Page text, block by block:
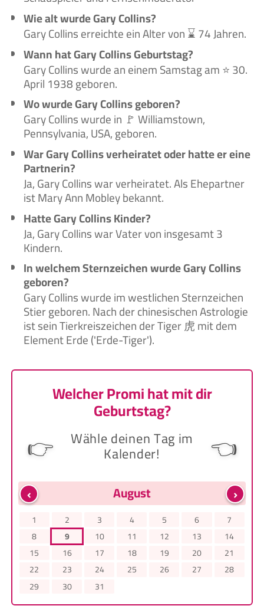
Wie alt wurde Gary Collins?
Gary Collins erreichte ein Alter von ⌛ 74 Jahren.
Wann hat Gary Collins Geburtstag?
Gary Collins wurde an einem Samstag am ⭐ 30.
April 1938 geboren.
Wo wurde Gary Collins geboren?
Gary Collins wurde in 🚩 Williamstown,
Pennsylvania, USA, geboren.
War Gary Collins verheiratet oder hatte er eine
Partnerin?
Ja, Gary Collins war verheiratet. Als Ehepartner
ist Mary Ann Mobley bekannt.
Hatte Gary Collins Kinder?
Ja, Gary Collins war Vater von insgesamt 3
Kindern.
In welchem Sternzeichen wurde Gary Collins
geboren?
Gary Collins wurde im westlichen Sternzeichen
Stier geboren. Nach der chinesischen Astrologie
ist sein Tierkreiszeichen der Tiger 虎 mit dem
Element Erde ('Erde-Tiger').
Welcher Promi hat mit dir
Geburtstag?
👉 Wähle deinen Tag im
Kalender! 👈
‹ ›
August
1 2 3 4 5 6
7
8
9 10 11 12 13
14
15
16 17 18 19 20
21
22
23 24 25 26 27
28
29
30 31